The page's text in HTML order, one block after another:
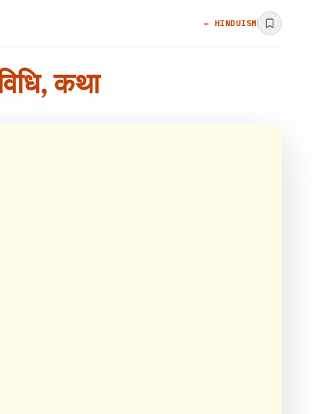
← HINDUISM
कथा